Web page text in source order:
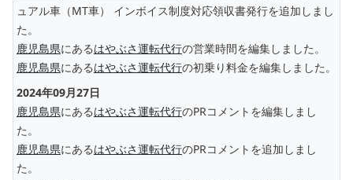
ュアル車（MT車） インボイス制度対応領収書発行を追加しまし
た。
鹿児島県にあるはやぶさ運転代行の営業時間を編集しました。
鹿児島県にあるはやぶさ運転代行の初乗り料金を編集しました。
2024年09月27日
鹿児島県にあるはやぶさ運転代行のPRコメントを編集しまし
た。
鹿児島県にあるはやぶさ運転代行のPRコメントを追加しまし
た。